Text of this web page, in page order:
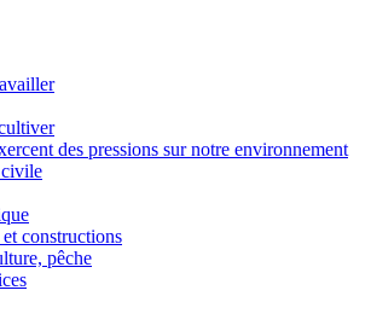
des pressions sur notre environnement
civile
constructions
pêche